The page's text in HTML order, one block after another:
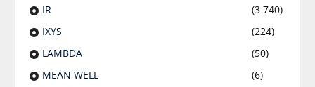
IR
(3 740)
IXYS
(224)
LAMBDA
(50)
MEAN WELL
(6)